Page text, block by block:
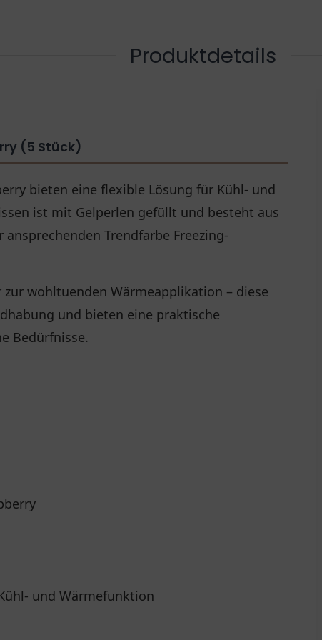
Produktdetails
(5 Stück)
bieten eine flexible Lösung für Kühl- und
ist mit Gelperlen gefüllt und besteht aus
Trendfarbe Freezing-
wohltuenden Wärmeapplikation – diese
und bieten eine praktische
Bedürfnisse.
und Wärmefunktion